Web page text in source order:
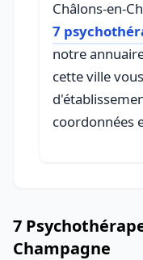
Châlons-en-
7
notre
cette ville
coordonnées
7
Champagne